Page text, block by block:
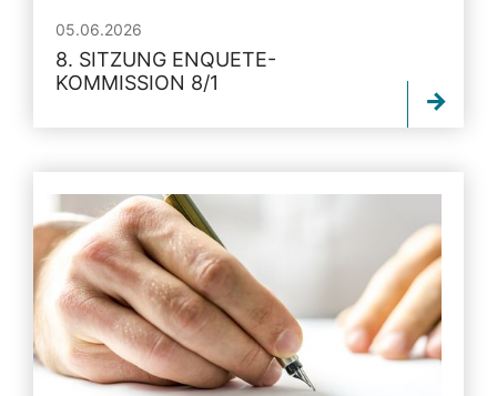
05.06.2026
8. SITZUNG ENQUETE-
KOMMISSION 8/1